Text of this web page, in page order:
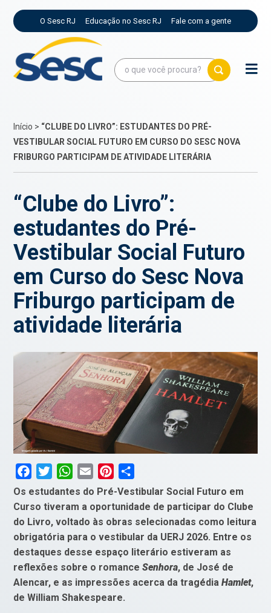
O Sesc RJ Educação no Sesc RJ Fale com a gente
Início > “CLUBE DO LIVRO”: ESTUDANTES DO PRÉ-
VESTIBULAR SOCIAL FUTURO EM CURSO DO SESC NOVA
FRIBURGO PARTICIPAM DE ATIVIDADE LITERÁRIA
“Clube do Livro”:
estudantes do Pré-
Vestibular Social Futuro
em Curso do Sesc Nova
Friburgo participam de
atividade literária
FacebookTwitterWhatsApp
Email Pinterest
Os estudantes do Pré-Vestibular Social Futuro em
Curso tiveram a oportunidade de participar do Clube
do Livro, voltado às obras selecionadas como leitura
obrigatória para o vestibular da UERJ 2026. Entre os
destaques desse espaço literário estiveram as
reflexões sobre o romanceSenhora, de José de
Alencar, e as impressões acerca da tragédiaHamlet,
de William Shakespeare.